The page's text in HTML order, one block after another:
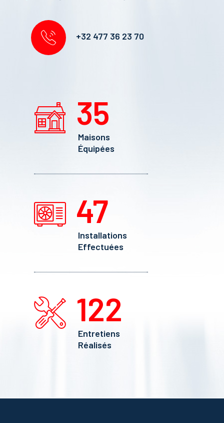
+32 477 36 23 70
35
Maisons
Équipées
47
Installations
Effectuées
122
Entretiens
Réalisés